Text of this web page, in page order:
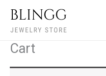
para
conteúdoCart